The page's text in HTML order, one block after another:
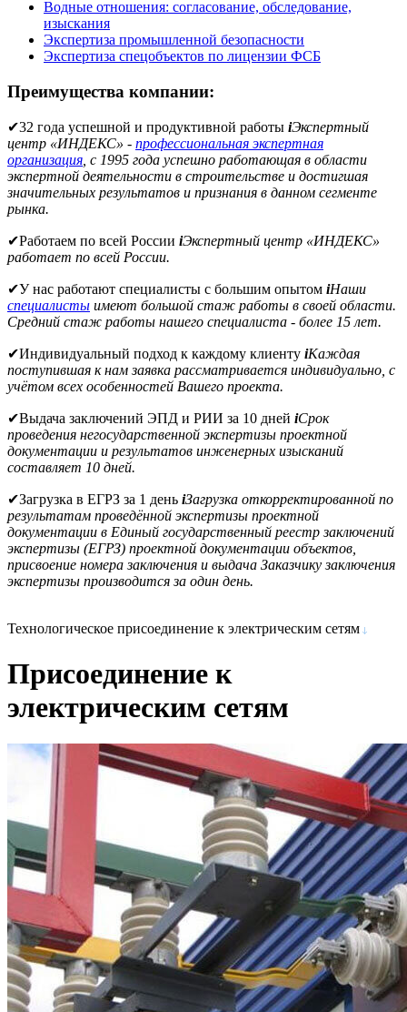
Водные отношения: согласование, обследование,
изыскания
Экспертиза промышленной безопасности
Экспертиза спецобъектов по лицензии ФСБ
Преимущества компании:
✔32 года успешной и продуктивной работы iЭкспертный
центр «ИНДЕКС» - профессиональная экспертная
организация, с 1995 года успешно работающая в области
экспертной деятельности в строительстве и достигшая
значительных результатов и признания в данном сегменте
рынка.
✔Работаем по всей России iЭкспертный центр «ИНДЕКС»
работает по всей России.
✔У нас работают специалисты с большим опытом iНаши
специалисты имеют большой стаж работы в своей области.
Средний стаж работы нашего специалиста - более 15 лет.
✔Индивидуальный подход к каждому клиенту iКаждая
поступившая к нам заявка рассматривается индивидуально, с
учётом всех особенностей Вашего проекта.
✔Выдача заключений ЭПД и РИИ за 10 дней iСрок
проведения негосударственной экспертизы проектной
документации и результатов инженерных изысканий
составляет 10 дней.
✔Загрузка в ЕГРЗ за 1 день iЗагрузка откорректированной по
результатам проведённой экспертизы проектной
документации в Единый государственный реестр заключений
экспертизы (ЕГРЗ) проектной документации объектов,
присвоение номера заключения и выдача Заказчику заключения
экспертизы производится за один день.
Технологическое присоединение к электрическим сетям
Присоединение к
электрическим сетям